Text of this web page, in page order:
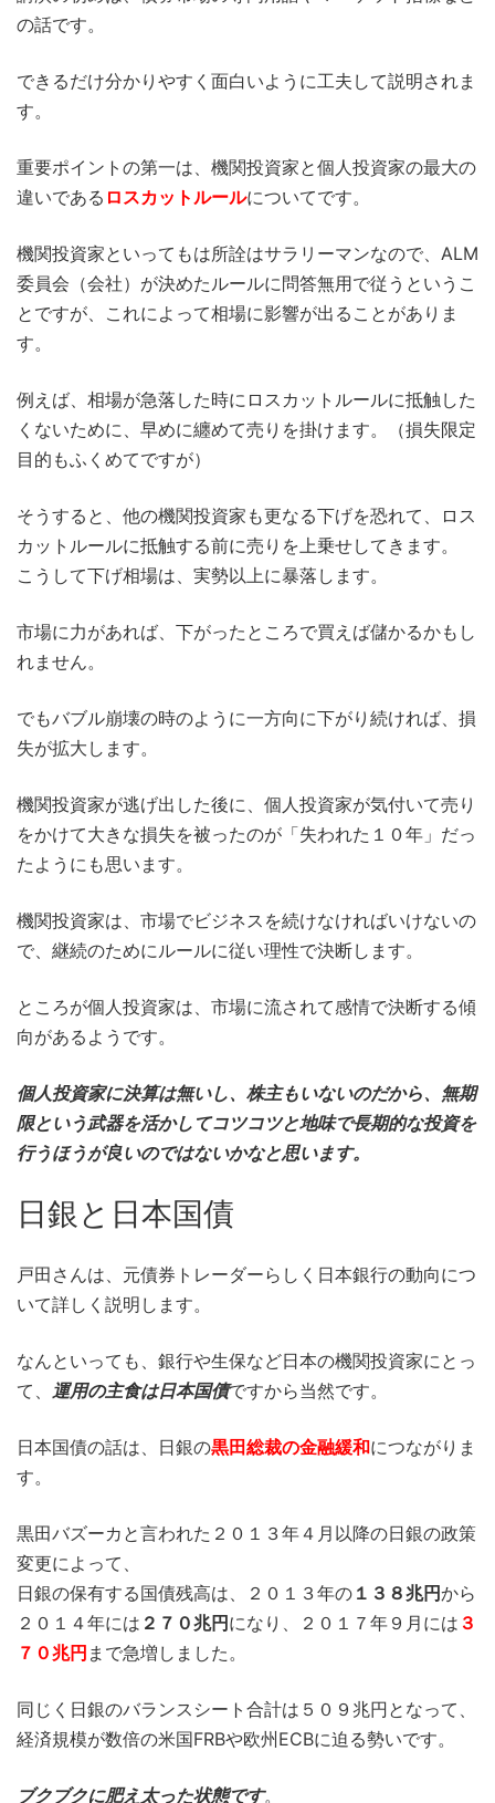
の話です。
できるだけ分かりやすく面白いように工夫して説明されま
す。
重要ポイントの第一は、機関投資家と個人投資家の最大の
違いである ロスカットルールについてです。
機関投資家といってもは所詮はサラリーマンなので、ALM
委員会（会社）が決めたルールに問答無用で従うというこ
とですが、これによって相場に影響が出ることがありま
す。
例えば、相場が急落した時にロスカットルールに抵触した
くないために、早めに纏めて売りを掛けます。（損失限定
目的もふくめてですが）
そうすると、他の機関投資家も更なる下げを恐れて、ロス
カットルールに抵触する前に売りを上乗せしてきます。
こうして下げ相場は、実勢以上に暴落します。
市場に力があれば、下がったところで買えば儲かるかもし
れません。
でもバブル崩壊の時のように一方向に下がり続ければ、損
失が拡大します。
機関投資家が逃げ出した後に、個人投資家が気付いて売り
をかけて大きな損失を被ったのが「失われた１０年」だっ
たようにも思います。
機関投資家は、市場でビジネスを続けなければいけないの
で、継続のためにルールに従い理性で決断します。
ところが個人投資家は、市場に流されて感情で決断する傾
向があるようです。
個人投資家に決算は無いし、株主もいないのだから、無期
限という武器を活かしてコツコツと地味で長期的な投資を
行うほうが良いのではないかなと思います。
日銀と日本国債
戸田さんは、元債券トレーダーらしく日本銀行の動向につ
いて詳しく説明します。
なんといっても、銀行や生保など日本の機関投資家にとっ
て、 運用の主食は日本国債ですから当然です。
日本国債の話は、日銀の黒田総裁の金融緩和につながりま
す。
黒田バズーカと言われた２０１３年４月以降の日銀の政策
変更によって、
日銀の保有する国債残高は、２０１３年の １３８兆円から
２０１４年には ２７０兆円 になり、２０１７年９月には ３
７０兆円 まで急増しました。
同じく日銀のバランスシート合計は５０９兆円となって、
経済規模が数倍の米国FRBや欧州ECBに迫る勢いです。
ブクブクに肥え太った状態です。